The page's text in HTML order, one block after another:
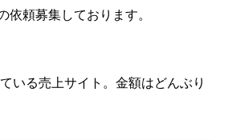
頼募集しております。
いる売上サイト。金額はどんぶり